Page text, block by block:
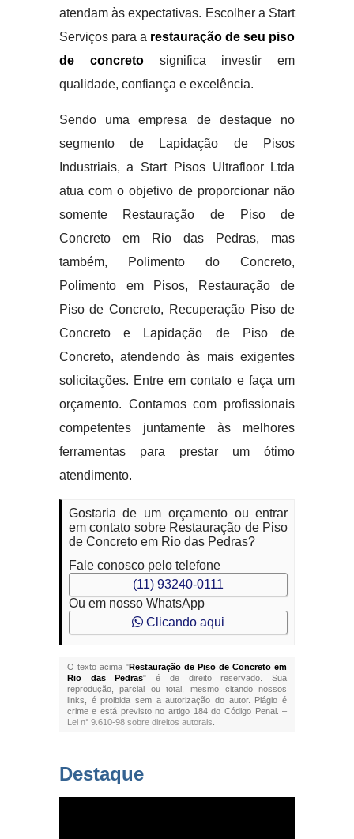
atendam às expectativas. Escolher a Start
Serviços para a restauração de seu piso
de concretosignifica investir em
qualidade, confiança e excelência.
Sendo uma empresa de destaque no
segmento de Lapidação de Pisos
Industriais, a Start Pisos Ultrafloor Ltda
atua com o objetivo de proporcionar não
somente Restauração de Piso de
Concreto em Rio das Pedras, mas
também, Polimento do Concreto,
Polimento em Pisos, Restauração de
Piso de Concreto, Recuperação Piso de
Concreto e Lapidação de Piso de
Concreto, atendendo às mais exigentes
solicitações. Entre em contato e faça um
orçamento. Contamos com profissionais
competentes juntamente às melhores
ferramentas para prestar um ótimo
atendimento.
Gostaria de um orçamento ou entrar
em contato sobre Restauração de Piso
de Concreto em Rio das Pedras?
Fale conosco pelo telefone
(11) 93240-0111
Ou em nosso WhatsApp
Clicando aqui
O texto acima "Restauração de Piso de Concreto em
Rio das Pedras" é de direito reservado. Sua
reprodução, parcial ou total, mesmo citando nossos
links, é proibida sem a autorização do autor. Plágio é
crime e está previsto no artigo 184 do Código Penal. –
Lei n° 9.610-98 sobre direitos autorais
Destaque